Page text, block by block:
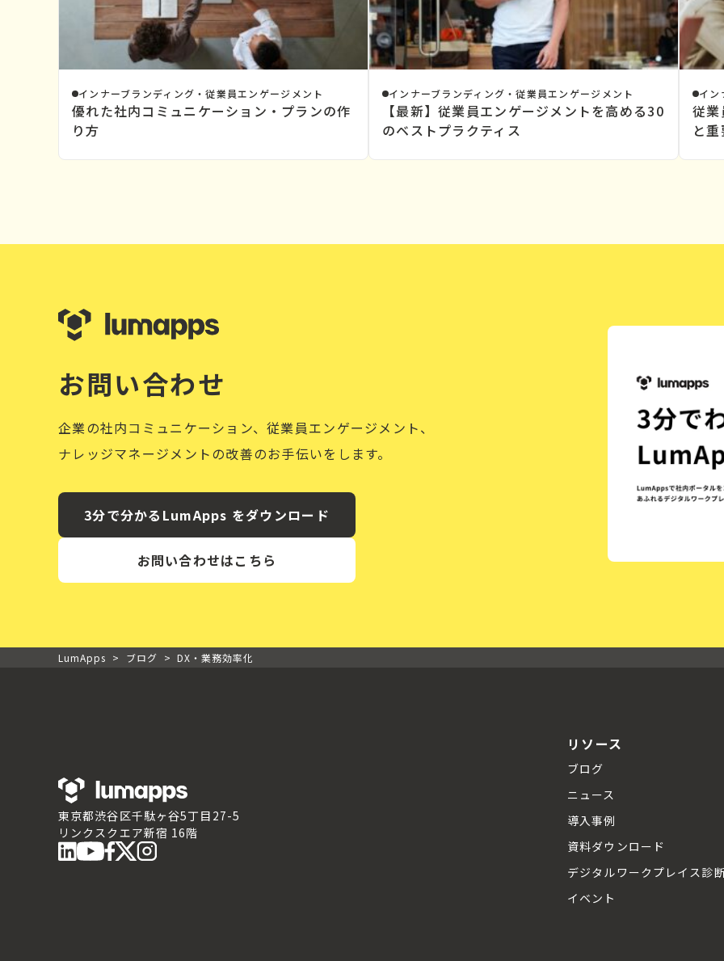
優れた社内コミュニケーション・プランの作
り方
インナーブランディング・従業員エンゲージメント
【最新】従業員エンゲージメントを高める30
のベストプラクティス
インナーブランディング・従業員エンゲージメント
従
と
イン
お問い合わせ
企業の社内コミュニケーション、従業員エンゲージメント、
ナレッジマネージメントの改善のお手伝いをします。
3分で分かるLumApps をダウンロード
お問い合わせはこちら
LumApps > ブログ > DX・業務効率化
東京都渋谷区千駄ヶ谷5丁目27-5
リンクスクエア新宿 16階
リソース
ブログ
ニュース
導入事例
資料ダウンロード
デジタルワークプレイス診
イベント